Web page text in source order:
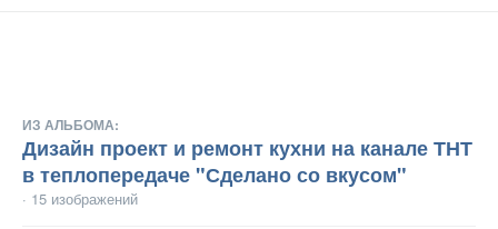
ИЗ АЛЬБОМА:
Дизайн проект и ремонт кухни на канале ТНТ
в теплопередаче "Сделано со вкусом"
· 15 изображений